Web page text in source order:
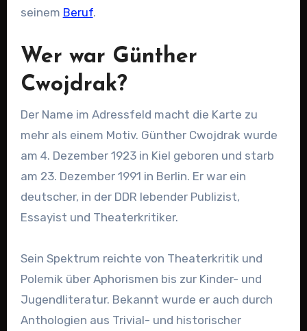
seinem Beruf.
Wer war Günther
Cwojdrak?
Der Name im Adressfeld macht die Karte zu
mehr als einem Motiv. Günther Cwojdrak wurde
am 4. Dezember 1923 in Kiel geboren und starb
am 23. Dezember 1991 in Berlin. Er war ein
deutscher, in der DDR lebender Publizist,
Essayist und Theaterkritiker.
Sein Spektrum reichte von Theaterkritik und
Polemik über Aphorismen bis zur Kinder- und
Jugendliteratur. Bekannt wurde er auch durch
Anthologien aus Trivial- und historischer